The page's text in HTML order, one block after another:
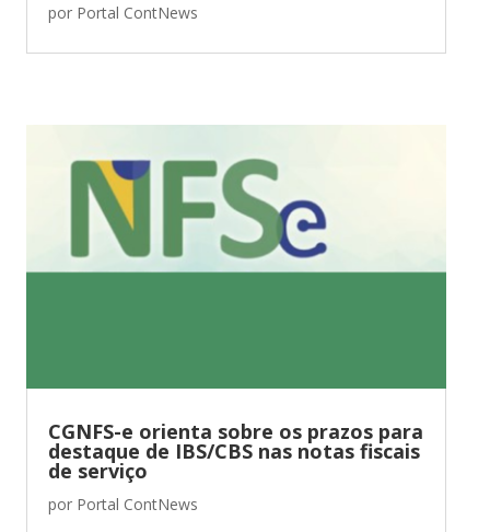
por Portal ContNews
CGNFS-e orienta sobre os prazos para
destaque de IBS/CBS nas notas fiscais
de serviço
por Portal ContNews